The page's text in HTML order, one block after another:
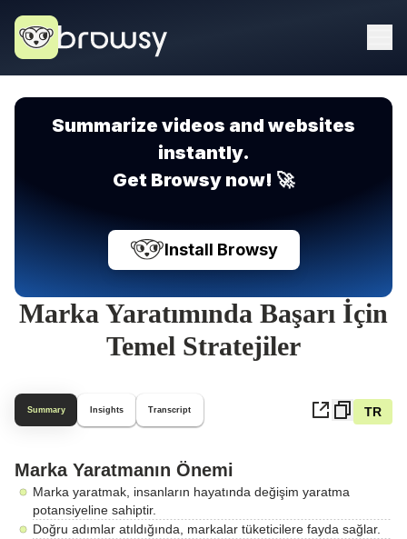
Summarize videos and websites
instantly.
Get Browsy now! 🚀
Install Browsy
Marka Yaratımında Başarı İçin
Temel Stratejiler
Summary Insights Transcript TR
Marka Yaratmanın Önemi
Marka yaratmak, insanların hayatında değişim yaratma
potansiyeline sahiptir.
Doğru adımlar atıldığında, markalar tüketicilere fayda sağlar.